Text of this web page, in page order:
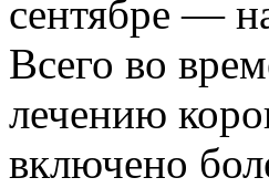
сентябре —
Всего во
лечению
включено